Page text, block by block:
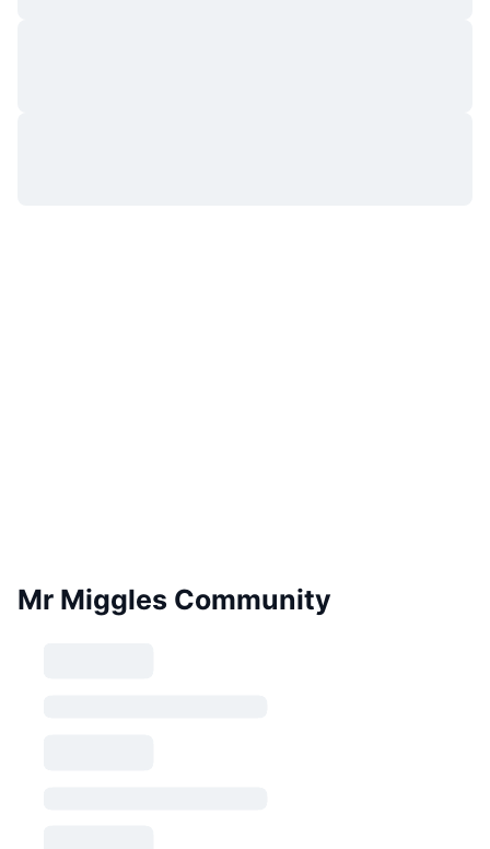
Mr Miggles Community